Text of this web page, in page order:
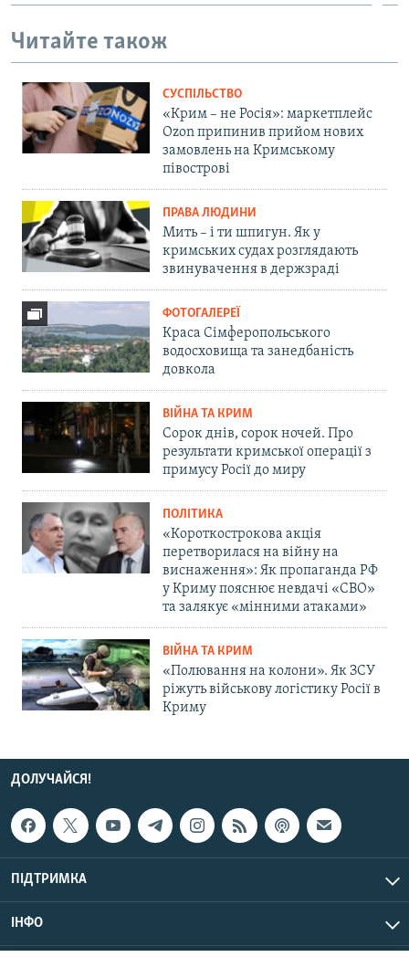
Читайте також
СУСПІЛЬСТВО
«Крим – не Росія»: маркетплейс
Ozon припинив прийом нових
замовлень на Кримському
півострові
ПРАВА ЛЮДИНИ
Мить – і ти шпигун. Як у
кримських судах розглядають
звинувачення в держзраді
ФОТОГАЛЕРЕЇ
Краса Сімферопольського
водосховища та занедбаність
довкола
ВІЙНА ТА КРИМ
Сорок днів, сорок ночей. Про
результати кримської операції з
примусу Росії до миру
ПОЛІТИКА
«Короткострокова акція
перетворилася на війну на
виснаження»: Як пропаганда РФ
у Криму пояснює невдачі «СВО»
та залякує «мінними атаками»
ВІЙНА ТА КРИМ
«Полювання на колони». Як ЗСУ
ріжуть військову логістику Росії в
Криму
ДОЛУЧАЙСЯ!
ПІДТРИМКА
ІНФО